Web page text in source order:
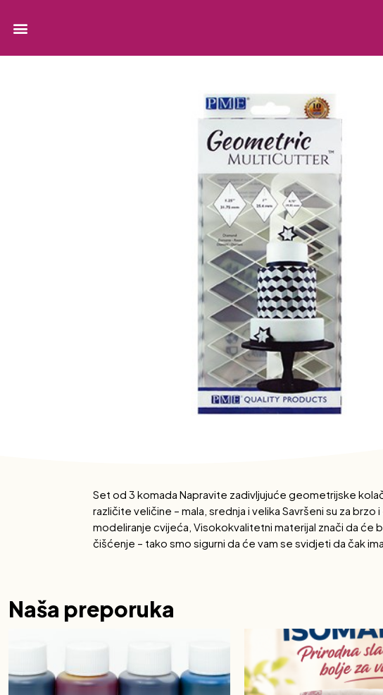
Set od 3 komada Napravite zadivljujuće geometrijske
različite veličine – mala, srednja i velika Savršeni su za
modeliranje cvijeća, Visokokvalitetni materijal znači da će
čišćenje – tako smo sigurni da će vam se svidjeti da čak
Naša preporuka